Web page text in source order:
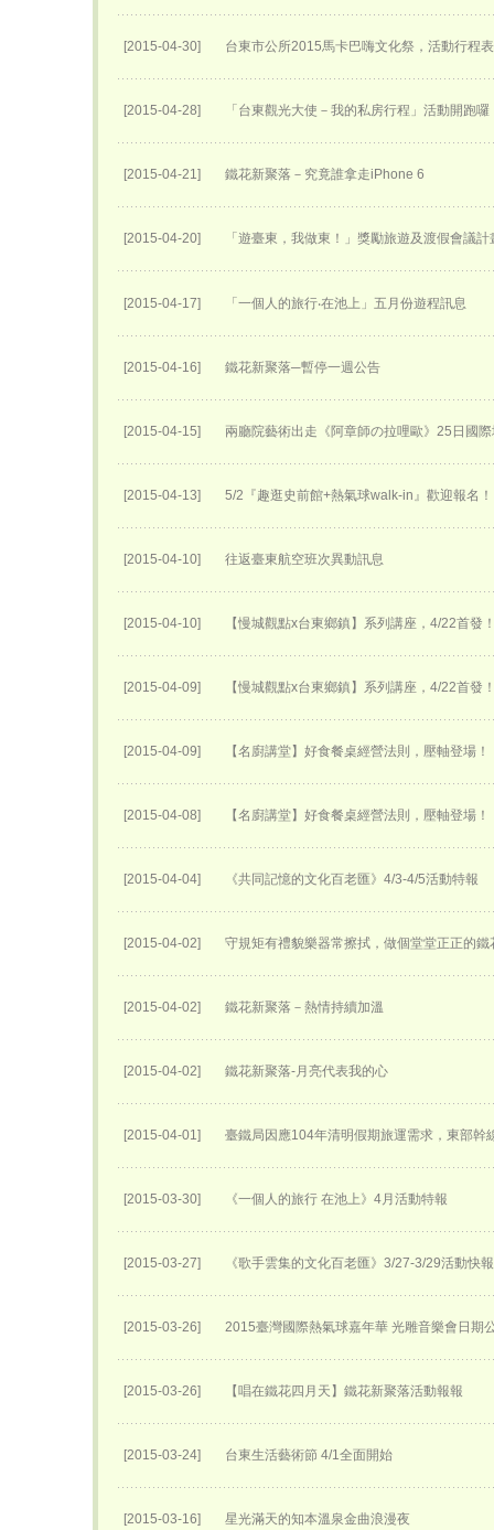
[2015-04-30] 台東市公所2015馬卡巴嗨文化祭，活動行程
[2015-04-28] 「台東觀光大使－我的私房行程」活動開跑囉
[2015-04-21] 鐵花新聚落－究竟誰拿走iPhone 6
[2015-04-20] 「遊臺東，我做東！」獎勵旅遊及渡假會議計
[2015-04-17] 「一個人的旅行‧在池上」五月份遊程訊息
[2015-04-16] 鐵花新聚落─暫停一週公告
[2015-04-15] 兩廳院藝術出走《阿章師の拉哩歐》25日國
[2015-04-13] 5/2『趣逛史前館+熱氣球walk-in』歡迎報名！
[2015-04-10] 往返臺東航空班次異動訊息
[2015-04-10] 【慢城觀點x台東鄉鎮】系列講座，4/22首發
[2015-04-09] 【慢城觀點x台東鄉鎮】系列講座，4/22首發
[2015-04-09] 【名廚講堂】好食餐桌經營法則，壓軸登場！
[2015-04-08] 【名廚講堂】好食餐桌經營法則，壓軸登場！
[2015-04-04] 《共同記憶的文化百老匯》4/3-4/5活動特報
[2015-04-02] 守規矩有禮貌樂器常擦拭，做個堂堂正正的鐵
[2015-04-02] 鐵花新聚落－熱情持續加溫
[2015-04-02] 鐵花新聚落-月亮代表我的心
[2015-04-01] 臺鐵局因應104年清明假期旅運需求，東部幹
[2015-03-30] 《一個人的旅行 在池上》4月活動特報
[2015-03-27] 《歌手雲集的文化百老匯》3/27-3/29活動快報
[2015-03-26] 2015臺灣國際熱氣球嘉年華 光雕音樂會日期
[2015-03-26] 【唱在鐵花四月天】鐵花新聚落活動報報
[2015-03-24] 台東生活藝術節 4/1全面開始
[2015-03-16] 星光滿天的知本溫泉金曲浪漫夜